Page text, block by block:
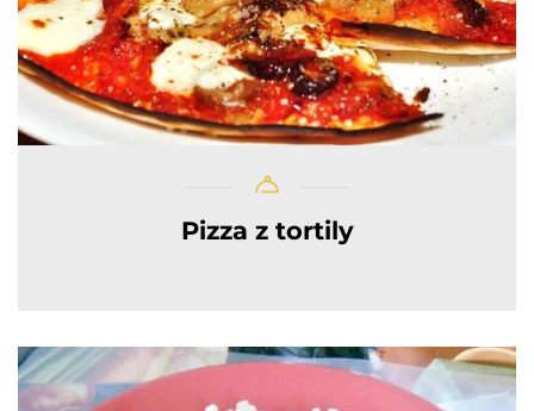
Pizza z tortily